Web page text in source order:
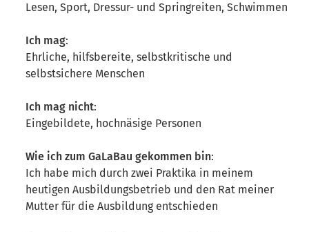
Lesen, Sport, Dressur- und Springreiten, Schwimmen
Ich mag:
Ehrliche, hilfsbereite, selbstkritische und
selbstsichere Menschen
Ich mag nicht:
Eingebildete, hochnäsige Personen
Wie ich zum GaLaBau gekommen bin:
Ich habe mich durch zwei Praktika in meinem
heutigen Ausbildungsbetrieb und den Rat meiner
Mutter für die Ausbildung entschieden